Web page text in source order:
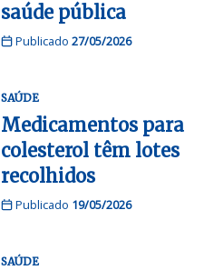
saúde pública
Publicado 27/05/2026
SAÚDE
Medicamentos para
colesterol têm lotes
recolhidos
Publicado 19/05/2026
SAÚDE